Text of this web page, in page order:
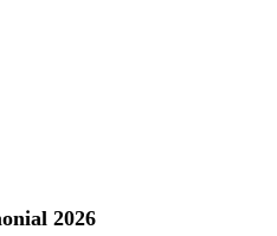
2026